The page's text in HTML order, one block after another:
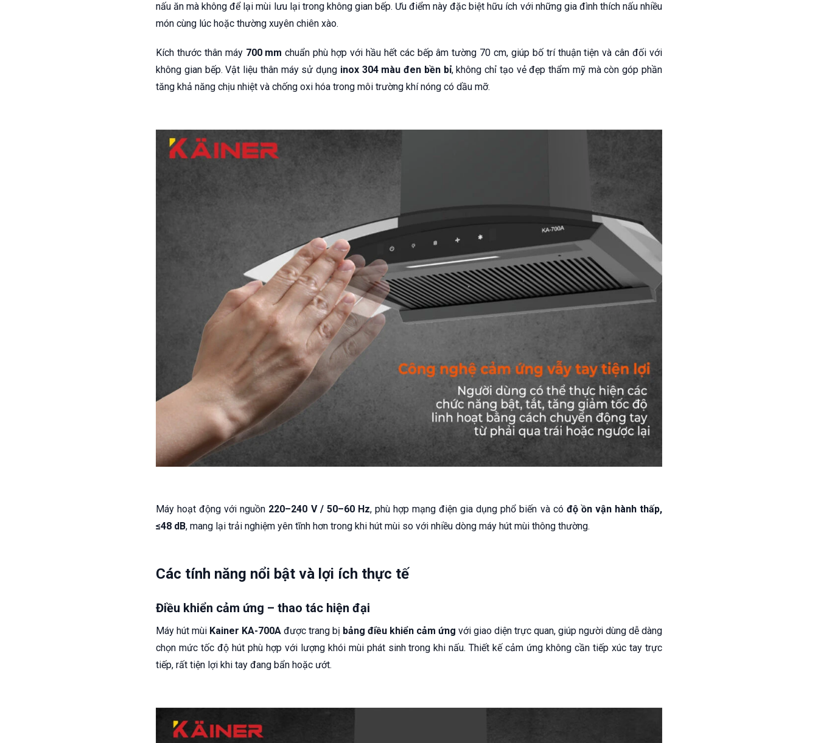
nấu ăn mà không để lại mùi lưu lại trong không gian bếp. Ưu điểm này đặc biệt hữu ích với những gia đình thích nấu nhiều
món cùng lúc hoặc thường xuyên chiên xào.
Kích thước thân máy 700 mm chuẩn phù hợp với hầu hết các bếp âm tường 70 cm, giúp bố trí thuận tiện và cân đối với
không gian bếp. Vật liệu thân máy sử dụng inox 304 màu đen bền bỉ, không chỉ tạo vẻ đẹp thẩm mỹ mà còn góp phần
tăng khả năng chịu nhiệt và chống oxi hóa trong môi trường khí nóng có dầu mỡ.
Máy hoạt động với nguồn 220–240 V / 50–60 Hz, phù hợp mạng điện gia dụng phổ biến và có độ ồn vận hành thấp,
≤48 dB, mang lại trải nghiệm yên tĩnh hơn trong khi hút mùi so với nhiều dòng máy hút mùi thông thường.
Các tính năng nổi bật và lợi ích thực tế
Điều khiển cảm ứng – thao tác hiện đại
Máy hút mùi Kainer KA-700A được trang bị bảng điều khiển cảm ứng với giao diện trực quan, giúp người dùng dễ dàng
chọn mức tốc độ hút phù hợp với lượng khói mùi phát sinh trong khi nấu. Thiết kế cảm ứng không cần tiếp xúc tay trực
tiếp, rất tiện lợi khi tay đang bẩn hoặc ướt.